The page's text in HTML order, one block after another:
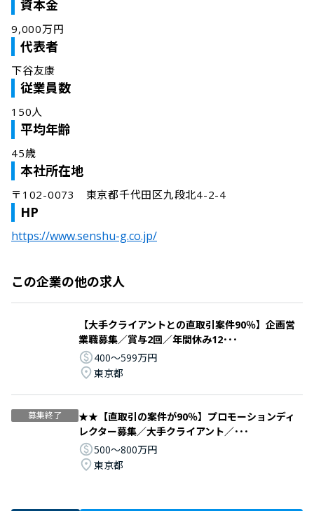
資本金
9,000万円
代表者
下谷友康
従業員数
150人
平均年齢
45歳
本社所在地
〒102-0073　東京都千代田区九段北4-2-4
HP
https://www.senshu-g.co.jp/
この企業の他の求人
【大手クライアントとの直取引案件90％】企画営
業職募集／賞与2回／年間休み12･･･
400〜599万円
東京都
募集終了
★★【直取引の案件が90％】プロモーションディ
レクター募集／大手クライアント／･･･
500〜800万円
東京都